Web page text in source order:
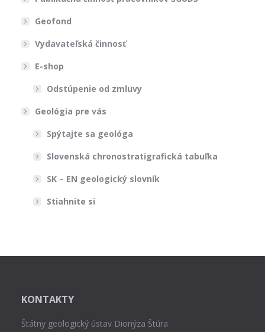
Geofond
Vydavateľská činnosť
E-shop
Odstúpenie od zmluvy
Geológia pre vás
Spýtajte sa geológa
Slovenská chronostratigrafická tabuľka
SK – EN geologický slovník
Stiahnite si
KONTAKTY
Štátny geologický ústav Dionýza Štúra